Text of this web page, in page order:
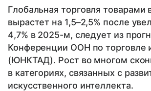
Глобальная торговля товарами
вырастет на 1,5–2,5% после
4,7% в 2025-м, следует из
Конференции ООН по торговле
(ЮНКТАД). Рост во многом
в категориях, связанных с
искусственного интеллекта.